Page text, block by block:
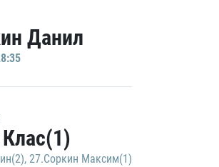
Данил
, 27.Соркин Максим(1)